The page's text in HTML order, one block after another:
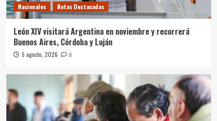
Nacionales Notas Destacadas
León XIV visitará Argentina en noviembre y recorrerá
Buenos Aires, Córdoba y Luján
5 agosto, 2026 0